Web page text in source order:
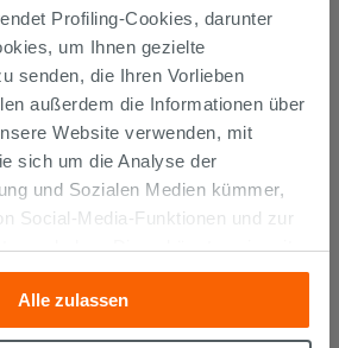
Profiling-Cookies, darunter
um Ihnen gezielte
senden, die Ihren Vorlieben
außerdem die Informationen über
Website verwenden, mit
sich um die Analyse der
und Sozialen Medien kümmer,
Social-Media-Funktionen und zur
Diese könnten sie mit
die Sie ihnen geliefert haben oder
Verwendung ihrer Dienste
Falls Sie mehr wissen
Alle zulassen
Lampe Ø50 cm Matt